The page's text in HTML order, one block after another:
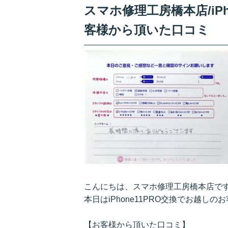
スマホ修理工房橋本店/
客様から頂いた口コミ
こんにちは、スマホ修理工房橋本店で
本日はiPhone11PRO交換でお越しの
【お客様から頂いた口コミ】